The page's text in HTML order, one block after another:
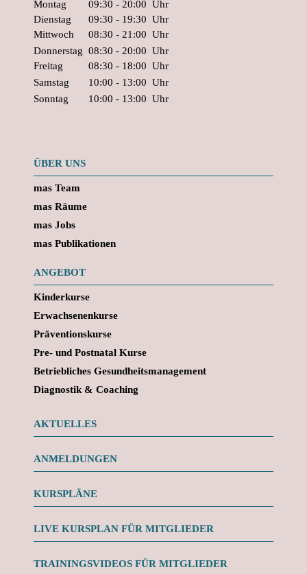
Montag 09:30 - 20:00 Uhr
Dienstag
09:30 - 19:30 Uhr
Mittwoch
08:30 - 21:00 Uhr
Donnerstag 08:30 - 20:00 Uhr
Freitag
08:30 - 18:00 Uhr
Samstag
10:00 - 13:00 Uhr
Sonntag
10:00 - 13:00 Uhr
ÜBER UNS
mas Team
mas Räume
mas Jobs
mas Publikationen
ANGEBOT
Kinderkurse
Erwachsenenkurse
Präventionskurse
Pre- und Postnatal Kurse
Betriebliches Gesundheitsmanagement
Diagnostik & Coaching
AKTUELLES
ANMELDUNGEN
KURSPLÄNE
LIVE KURSPLAN FÜR MITGLIEDER
TRAININGSVIDEOS FÜR MITGLIEDER